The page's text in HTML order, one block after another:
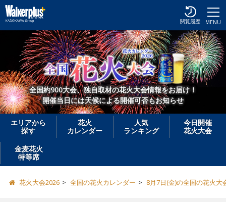
MENU
閲覧履歴
全国約900大会、独自取材の花火大会情報をお届け！
開催当日には天候による開催可否もお知らせ
エリアから
探す
花火
カレンダー
人気
ランキング
今日開催
花火大会
金麦花火
特等席
花火大会2026 全国の花火カレンダー 8月7日(金)の全国の花火大